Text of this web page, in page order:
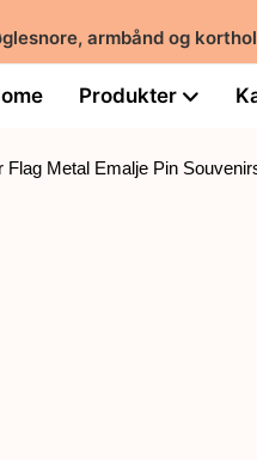
armbånd og
Produkter
Flag Metal Emalje Pin